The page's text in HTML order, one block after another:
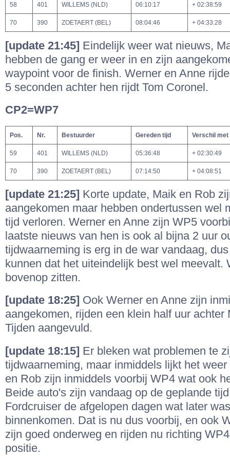
58 401 WILLEMS (NLD) 06:10:17 + 02:38:59
70 390 ZOETAERT (BEL) 08:04:46 + 04:33:28
[update 21:45] Eindelijk weer wat nieuws,
hebben de gang er weer in en zijn
waypoint voor de finish. Werner en Anne
5 seconden achter hen rijdt Tom Coronel.
CP2=WP7
Pos. Nr. Bestuurder Gereden tijd Verschil met
59 401 WILLEMS (NLD) 05:36:48 + 02:30:49
70 390 ZOETAERT (BEL) 07:14:50 + 04:08:51
[update 21:25] Korte update, Maik en Rob
aangekomen maar hebben ondertussen wel
tijd verloren. Werner en Anne zijn WP5
laatste nieuws van hen is ook al bijna 2 uur
tijdwaarneming is erg in de war vandaag,
kunnen dat het uiteindelijk best wel meevalt.
bovenop zitten.
[update 18:25] Ook Werner en Anne zijn
aangekomen, rijden een klein half uur achter
Tijden aangevuld.
[update 18:15] Er bleken wat problemen te
tijdwaarneming, maar inmiddels lijkt het
en Rob zijn inmiddels voorbij WP4 wat ook
Beide auto's zijn vandaag op de geplande
Fordcruiser de afgelopen dagen wat later
binnenkomen. Dat is nu dus voorbij, en ook
zijn goed onderweg en rijden nu richting
positie.